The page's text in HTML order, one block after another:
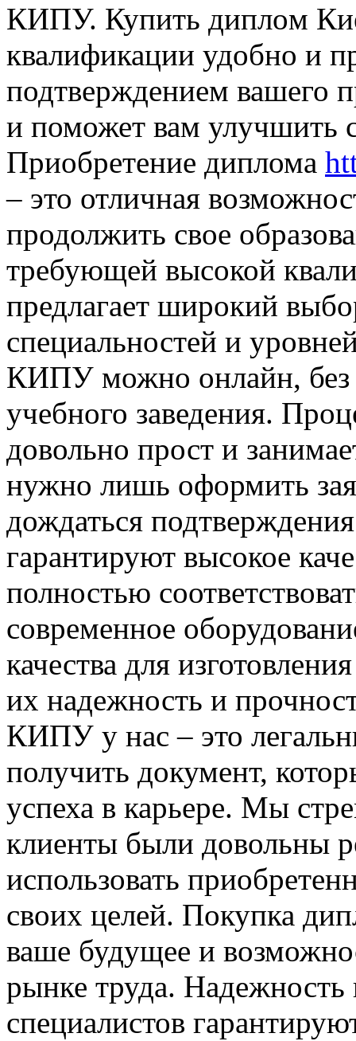
КИПУ. Купить диплoм
квалификации удобно и
подтверждением вашего
и поможет вам улучшить
Приобретение диплома
– это отличная
продолжить свое
требующей высокой
предлагает широкий
специальностей и
КИПУ можно онлайн, без
учебного заведения.
довольно прост и
нужно лишь оформить
дождаться
гарантируют высокое
полностью
современное
качества для
их надежность и
КИПУ у нас – это
получить документ,
успеха в карьере. Мы
клиенты были довольны
использовать
своих целей. Покупка
ваше будущее и
рынке труда.
специалистов